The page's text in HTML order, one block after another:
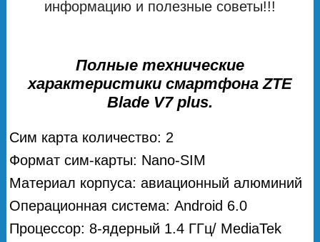
информацию и полезные советы!!!
Полные технические
характеристики смартфона ZTE
Blade V7 plus.
Сим карта количество: 2
Формат сим-карты: Nano-SIM
Материал корпуса: авиационный алюминий
Операционная система: Android 6.0
Процессор: 8-ядерный 1.4 ГГц/ MediaTek